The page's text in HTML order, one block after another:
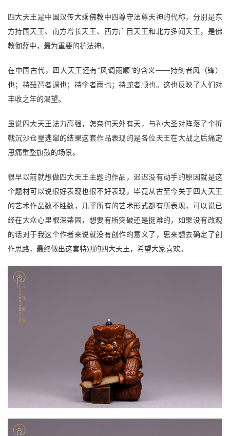
四大天王是中国汉传大乘佛教中四尊守法尊天神的代称，分别是东
方持国天王、南方增长天王、西方广目天王和北方多闻天王，是佛
教伽蓝中，最为重要的护法神。
在中国古代，四大天王还有“风调雨顺”的含义——持剑者风（锋）
也；持琵琶者调也；持伞者雨也；持蛇者顺也。这也反映了人们对
丰收之年的渴望。
虽说四大天王法力高强，怎奈何天外有天，与孙大圣对阵落了个折
戟沉沙仓皇逃窜的结果这套作品表现的是各位天王在大战之后痛定
思痛重整旗鼓的场景。
很早以前就想做四大天王主题的作品，迟迟没有动手的原因就是这
个题材可以说很好表现也很不好表现，毕竟从古至今关于四大天王
的艺术作品数不胜数，几乎所有的艺术形式都有所表现，可以说已
经在大众心里根深蒂固，想要有所突破还是挺难的，如果没有改观
的话对于我这个作者来说就没有创作的意义了，思来想去确定了创
作思路，最终做出这套特别的四大天王，希望大家喜欢。